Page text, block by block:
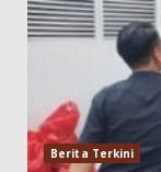
Berita Terkini